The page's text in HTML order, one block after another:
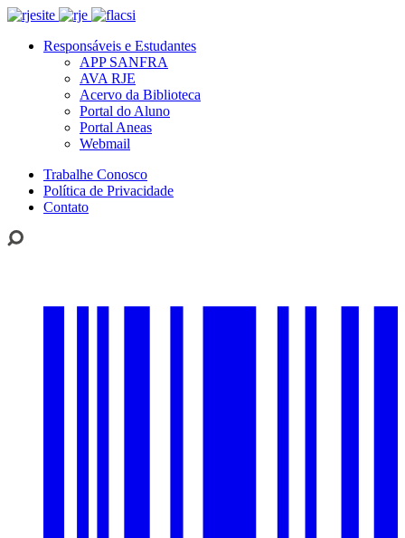
Responsáveis e Estudantes
APP SANFRA
AVA RJE
Acervo da Biblioteca
Portal do Aluno
Portal Aneas
Webmail
Trabalhe Conosco
Política de Privacidade
Contato